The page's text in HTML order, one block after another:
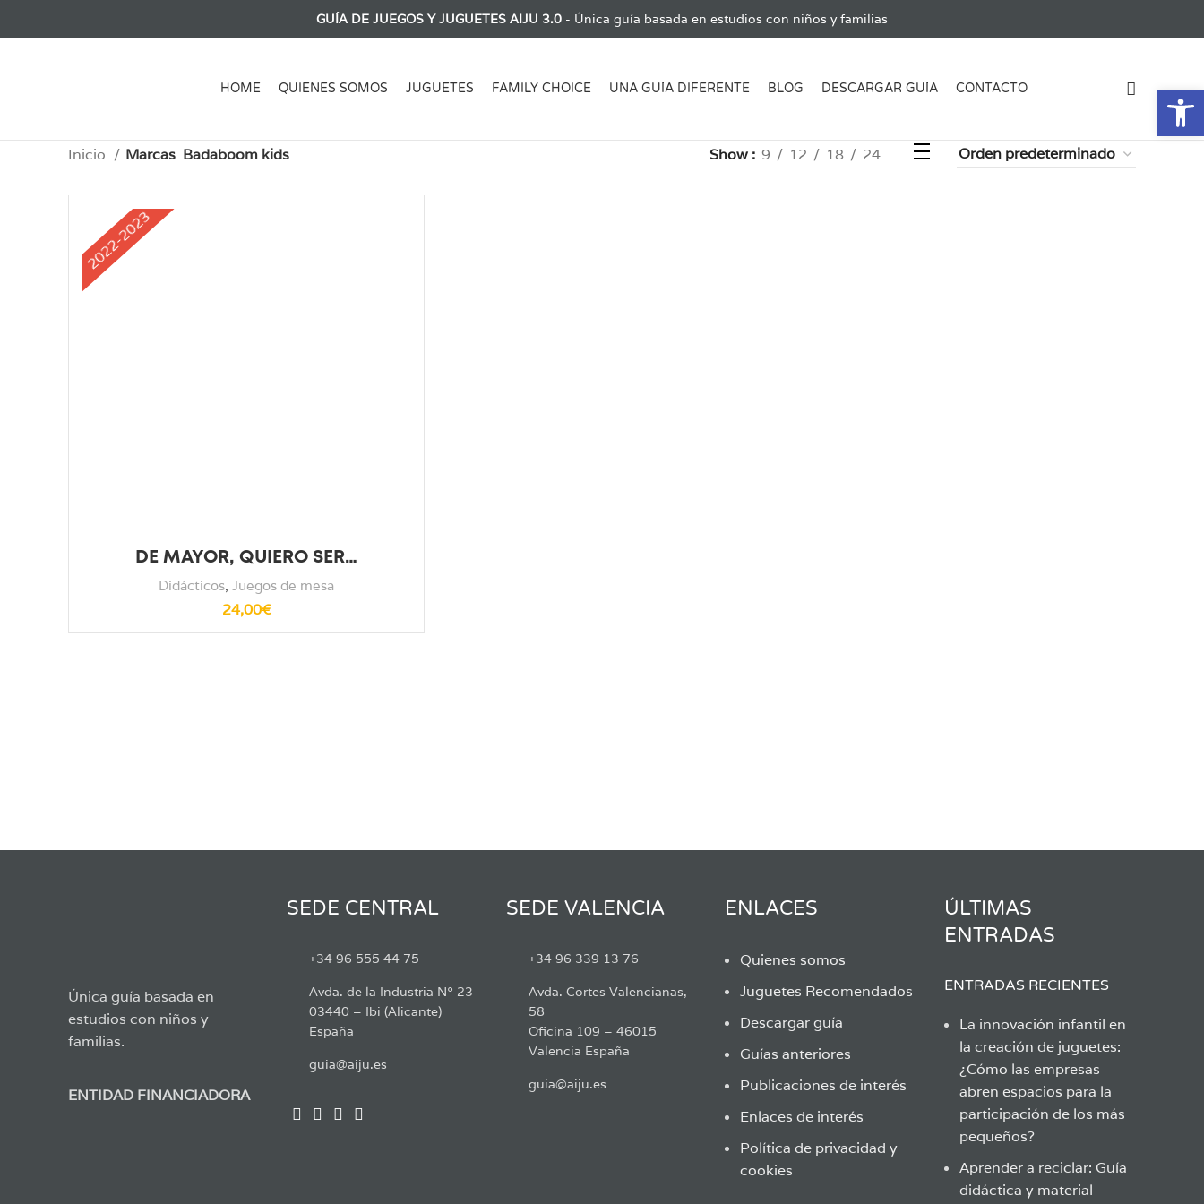
GUÍA DE JUEGOS Y JUGUETES AIJU 3.0 - Única guía basada en estudios con niños y familias
HOME QUIENES SOMOS JUGUETES FAMILY CHOICE UNA GUÍA DIFERENTE BLOG DESCARGAR GUÍA CONTACTO
Inicio Marcas Badaboom kids Show 9 12 18 24
2022-2023
DE MAYOR, QUIERO SER…
Didácticos, Juegos de mesa
24,00€
Única guía basada en
estudios con niños y
familias.
ENTIDAD FINANCIADORA
SEDE CENTRAL
+34 96 555 44 75
Avda. de la Industria Nº 23
03440 – Ibi (Alicante)
España
guia@aiju.es
SEDE VALENCIA
+34 96 339 13 76
Avda. Cortes Valencianas,
58
Oficina 109 – 46015
Valencia España
guia@aiju.es
ENLACES
Quienes somos
Juguetes Recomendados
Descargar guía
Guías anteriores
Publicaciones de interés
Enlaces de interés
Política de privacidad y
cookies
ÚLTIMAS
ENTRADAS
ENTRADAS RECIENTES
La innovación infantil en
la creación de juguetes:
¿Cómo las empresas
abren espacios para la
participación de los más
pequeños?
Aprender a reciclar: Guía
didáctica y material